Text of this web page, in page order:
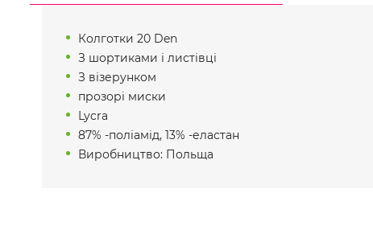
Колготки 20 Den
З шортиками і листівці
З візерунком
прозорі миски
Lycra
87% -поліамід, 13% -еластан
Виробництво: Польща